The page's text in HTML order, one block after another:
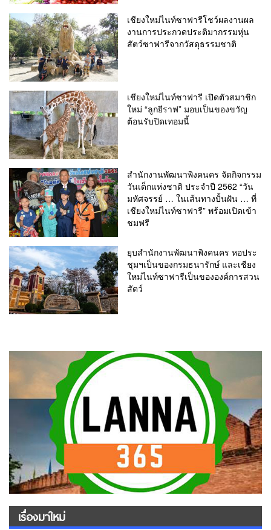
เชียงใหม่ไนท์ซาฟารีโชว์ผลงานผล
งานการประกวดประติมากรรมหุ่น
สัตว์ซาฟารีจากวัสดุธรรมชาติ
เชียงใหม่ไนท์ซาฟารี เปิดตัวสมาชิก
ใหม่ “ลูกยีราฟ” มอบเป็นของขวัญ
ต้อนรับปิดเทอมนี้
สำนักงานพัฒนาพิงคนคร จัดกิจกรรม
วันเด็กแห่งชาติ ประจำปี 2562 “วัน
มหัศจรรย์ … ในเส้นทางปั้นฝัน … ที่
เชียงใหม่ไนท์ซาฟารี” พร้อมเปิดเข้า
ชมฟรี
ยุบสำนักงานพัฒนาพิงคนคร หอประ
ชุมฯเป็นของกรมธนารักษ์ และเชียง
ใหม่ไนท์ซาฟารีเป็นขององค์การสวน
สัตว์
เรื่องมาใหม่